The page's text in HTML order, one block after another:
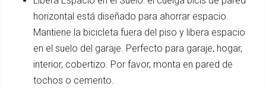
horizontal está diseñado para ahorrar espacio.
Mantiene la bicicleta fuera del piso y libera espacio
en el suelo del garaje. Perfecto para garaje, hogar,
interior, cobertizo. Por favor, monta en pared de
tochos o cemento.